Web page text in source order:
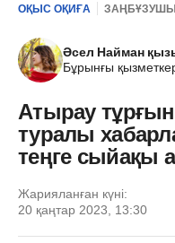
ОҚЫС ОҚИҒА
Әсел Найман
Бұрынғы
Атырау
туралы
теңге сыйақы
Жарияланған күні:
20 қаңтар 2023, 13:30